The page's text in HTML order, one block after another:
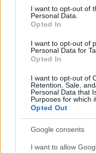
consent section.
I want to opt-out of
Personal Data.
Opted In
I want to opt-out of
Personal Data for
Opted In
I want to opt-out of
Retention, Sale,
Personal Data that
Purposes for which
Opted Out
Google consents
I want to allow
interjúját a budapesti
Bayer Show
mostani zöldek, akik
atomfegyverek ellen
csicskák”
TOVÁBB OLVASOM
Magyarország
Ketten meghaltak
2022.06.07. Kiss Lajos